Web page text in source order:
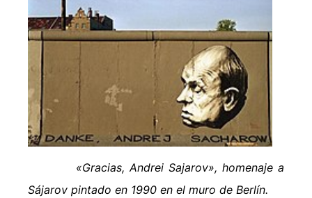
«Gracias, Andrei Sajarov», homenaje a
Sájarov pintado en 1990 en el muro de Berlín.